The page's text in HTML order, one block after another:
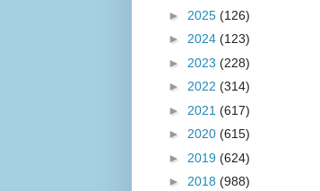
► 2025 (126)
► 2024 (123)
► 2023 (228)
► 2022 (314)
► 2021 (617)
► 2020 (615)
► 2019 (624)
► 2018 (988)